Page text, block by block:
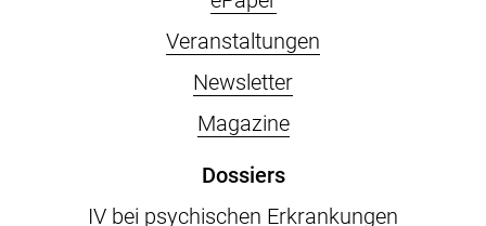
Veranstaltungen
Newsletter
Magazine
Dossiers
IV bei psychischen Erkrankungen